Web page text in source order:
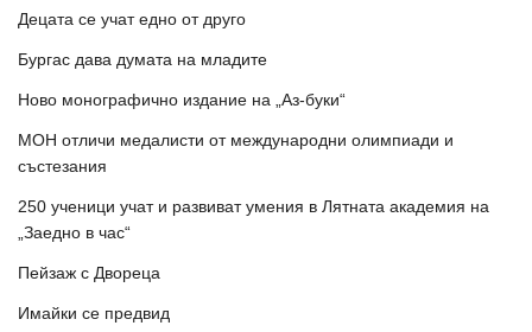
Децата се учат едно от друго
Бургас дава думата на младите
Ново монографично издание на „Аз-буки“
МОН отличи медалисти от международни олимпиади и
състезания
250 ученици учат и развиват умения в Лятната академия на
„Заедно в час“
Пейзаж с Двореца
Имайки се предвид